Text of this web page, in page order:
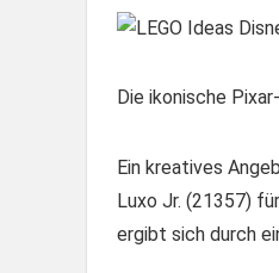
Die ikonische
Ein kreatives
Luxo Jr. (21357)
ergibt sich durch